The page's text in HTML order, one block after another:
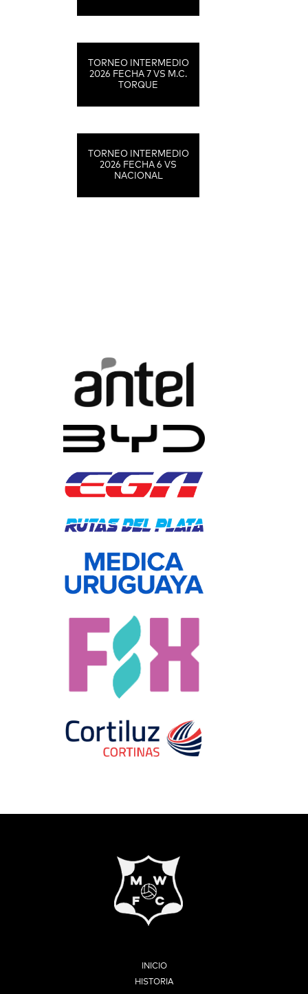
TORNEO INTERMEDIO
2026 FECHA 7 VS M.C.
TORQUE
TORNEO INTERMEDIO
2026 FECHA 6 VS
NACIONAL
INICIO
HISTORIA